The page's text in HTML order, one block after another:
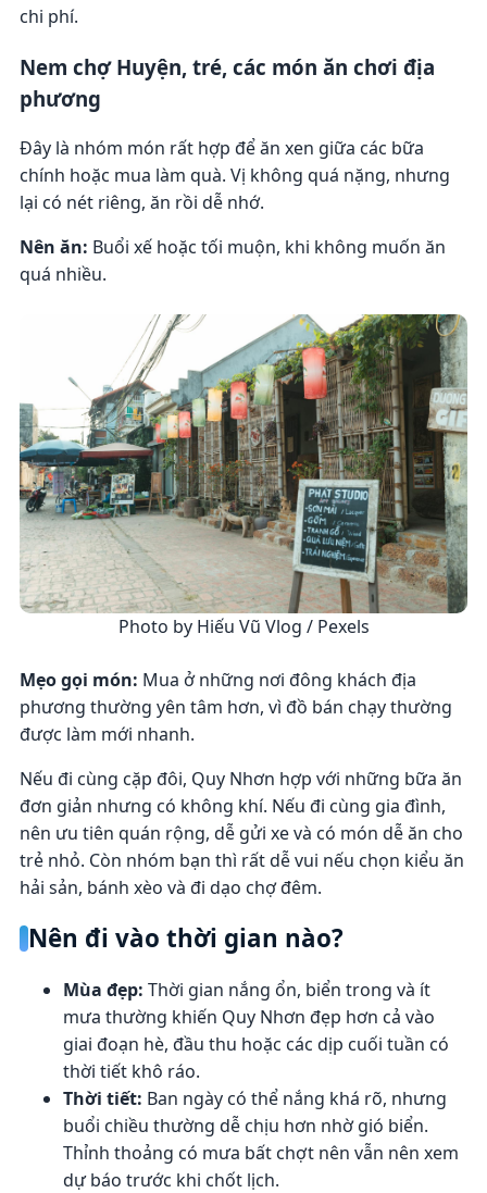
chi phí.
Nem chợ Huyện, tré, các món ăn chơi địa
phương
Đây là nhóm món rất hợp để ăn xen giữa các bữa
chính hoặc mua làm quà. Vị không quá nặng, nhưng
lại có nét riêng, ăn rồi dễ nhớ.
Nên ăn: Buổi xế hoặc tối muộn, khi không muốn ăn
quá nhiều.
Photo by Hiếu Vũ Vlog / Pexels
Mẹo gọi món: Mua ở những nơi đông khách địa
phương thường yên tâm hơn, vì đồ bán chạy thường
được làm mới nhanh.
Nếu đi cùng cặp đôi, Quy Nhơn hợp với những bữa ăn
đơn giản nhưng có không khí. Nếu đi cùng gia đình,
nên ưu tiên quán rộng, dễ gửi xe và có món dễ ăn cho
trẻ nhỏ. Còn nhóm bạn thì rất dễ vui nếu chọn kiểu ăn
hải sản, bánh xèo và đi dạo chợ đêm.
Nên đi vào thời gian nào?
Mùa đẹp: Thời gian nắng ổn, biển trong và ít
mưa thường khiến Quy Nhơn đẹp hơn cả vào
giai đoạn hè, đầu thu hoặc các dịp cuối tuần có
thời tiết khô ráo.
Thời tiết: Ban ngày có thể nắng khá rõ, nhưng
buổi chiều thường dễ chịu hơn nhờ gió biển.
Thỉnh thoảng có mưa bất chợt nên vẫn nên xem
dự báo trước khi chốt lịch.